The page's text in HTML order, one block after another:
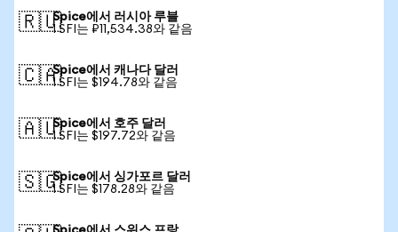
🇷🇺Spice에서 러시아 루블
1 SFI는 ₽11,534.38와 같음
🇨🇦Spice에서 캐나다 달러
1 SFI는 $194.78와 같음
🇦🇺Spice에서 호주 달러
1 SFI는 $197.72와 같음
🇸🇬Spice에서 싱가포르 달러
1 SFI는 $178.28와 같음